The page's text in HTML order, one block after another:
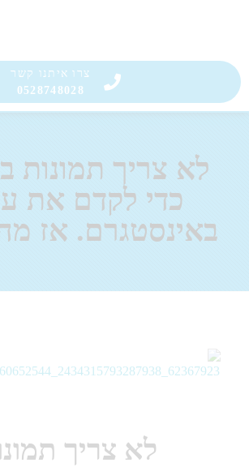
צרו איתנו קשר
0528748028
לא צריך תמונות
כדי לקדם את
באינסטגרם. אז
לא צריך